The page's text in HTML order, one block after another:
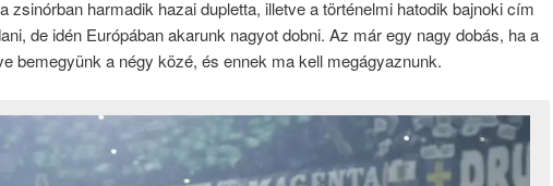
zsinórban harmadik hazai dupletta, illetve a történelmi hatodik bajnoki cím
de idén Európában akarunk nagyot dobni. Az már egy nagy dobás, ha a
bemegyünk a négy közé, és ennek ma kell megágyaznunk.